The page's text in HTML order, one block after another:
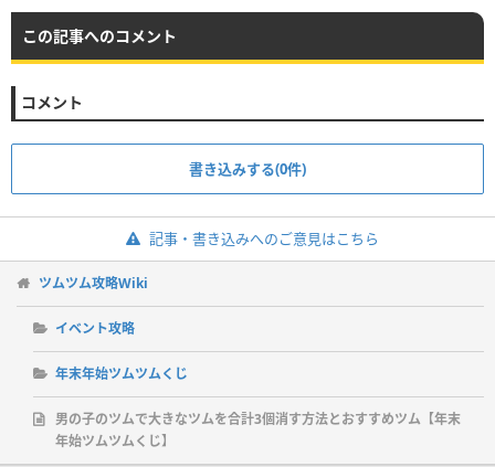
この記事へのコメント
コメント
書き込みする(0件)
記事・書き込みへのご意見はこちら
ツムツム攻略Wiki
イベント攻略
年末年始ツムツムくじ
男の子のツムで大きなツムを合計3個消す方法とおすすめツム【年末
年始ツムツムくじ】